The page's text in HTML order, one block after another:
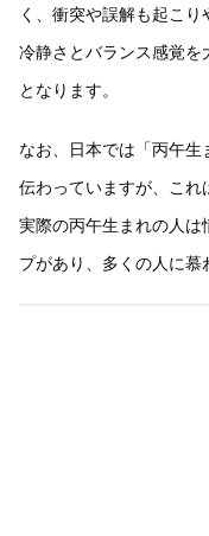
く、衝突や誤解も起こり
冷静さとバランス感覚を
となります。
なお、日本では「丙午
伝わっていますが、これ
実際の丙午生まれの人は
プがあり、多くの人に慕